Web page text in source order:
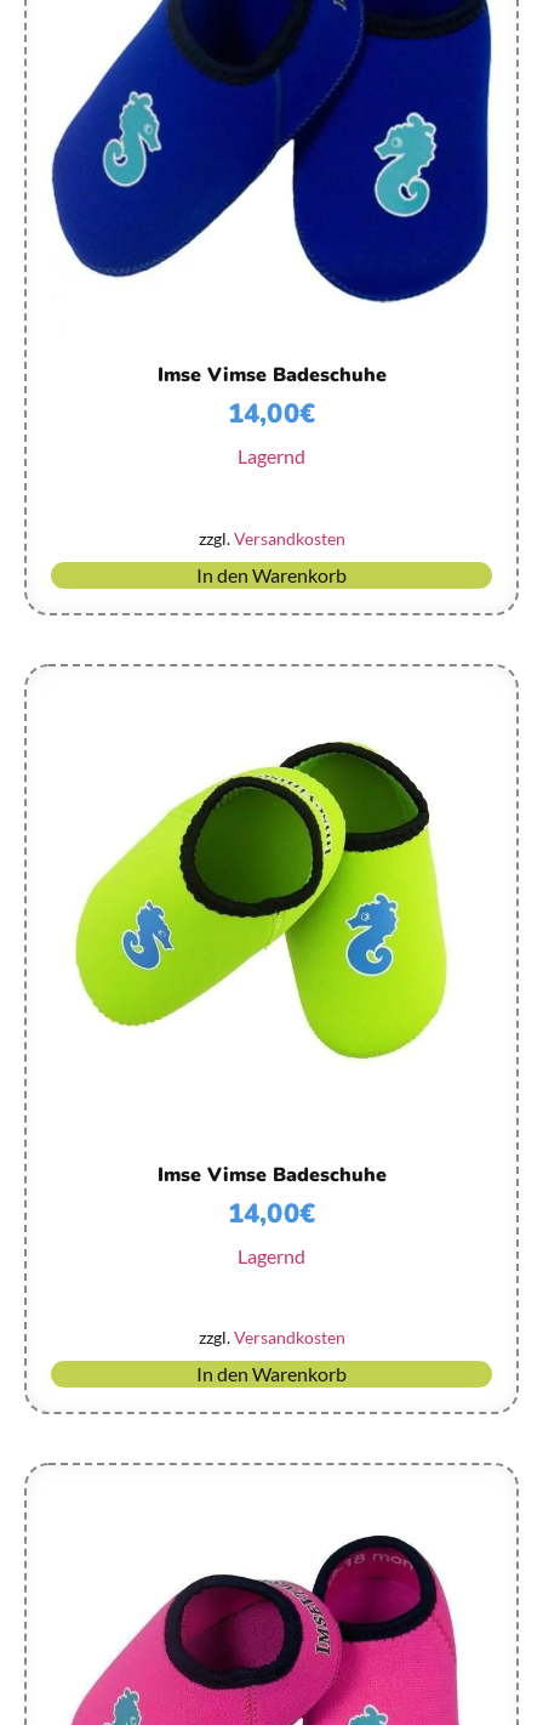
Imse Vimse Badeschuhe
14,00€
Lagernd
zzgl.Versandkosten
In den Warenkorb
Imse Vimse Badeschuhe
14,00€
Lagernd
zzgl.Versandkosten
In den Warenkorb